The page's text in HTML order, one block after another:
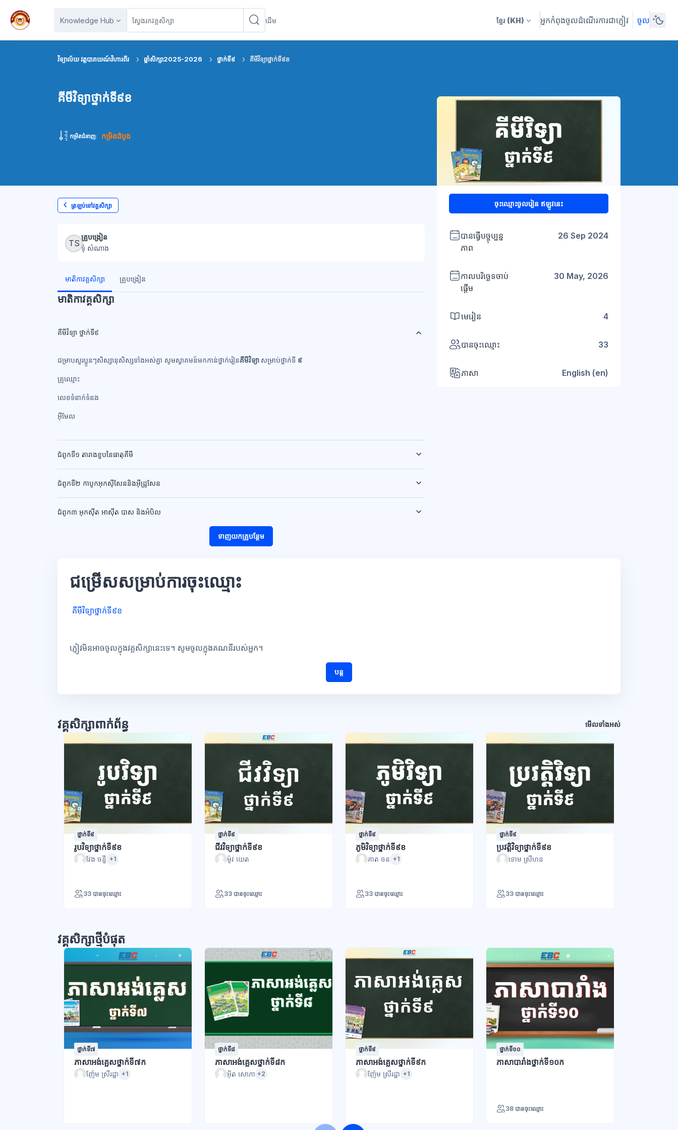
Knowledge Hub
ស្វែងរកវគ្គសិក្សា
ដើម ខ្មែរ (KH) អ្នកកំពុងចូលដំណើរការជាភ្ញៀវ ចូល
វិទ្យាល័យ វត្តបារាយណ៍វិហារពីរ ឆ្នាំសិក្សា2025-2026 ថ្នាក់ទី៩ គីមីវិទ្យាថ្នាក់ទី៩ខ
គីមីវិទ្យាថ្នាក់ទី៩ខ
កម្រិតជំនាញ: កម្រិតដំបូង
ត្រឡប់ទៅវគ្គសិក្សា
ប្លុក
TS
គ្រូបង្រៀន
ទុំ សំណាង
ចុះឈ្មោះចូលរៀន ឥឡូវនេះ
បានធ្វើបច្ចុប្បន្ន
ភាព
26 Sep 2024
កាលបរិច្ឆេទចាប់
ផ្តើម
30 May, 2026
មេរៀន 4
បានចុះឈ្មោះ 33
ភាសា English ‎(en)‎
មាតិកាវគ្គសិក្សា គ្រូបង្រៀន
មាតិកាវគ្គសិក្សា
គីមីវិទ្យា ថ្នាក់ទី៩
ជម្រាបសួរប្អូនៗសិស្សានុសិស្សទាំងអស់គ្នា សូមស្វាគមន៍មកកាន់ថ្នាក់រៀនគីមីវិទ្យា សម្រាប់ថ្នាក់ទី ៩
គ្រូឈ្មោះ
លេខទំនាក់ទំនង​
អ៊ីមែល
ជំពូកទី១ តារាងខួបនៃធាតុគីមី
ជំពូកទី២ កាបូកអុកសុីសែននិងអុីដ្រូសែន
ជំពូក៣ អុកសុីត អាសុីត បាស និងអំបិល
ទាញយកគ្រូបន្ថែម
ជម្រើសសម្រាប់ការចុះឈ្មោះ
គីមីវិទ្យាថ្នាក់ទី៩ខ
ភ្ញៀវមិនអាចចូលក្នុងវគ្គសិក្សានេះទេ។ សូមចូលក្នុងគណនីរបស់អ្នក។
បន្ត
វគ្គសិក្សាពាក់ព័ន្ធ មើលទាំងអស់
ថ្នាក់ទី៩
រូបវិទ្យាថ្នាក់ទី៩ខ
វែង ចន្នី +1
33 បានចុះឈ្មោះ
ថ្នាក់ទី៩
ជីវវិទ្យាថ្នាក់ទី៩ខ
ម៉ូវ យេត
33 បានចុះឈ្មោះ
ថ្នាក់ទី៩
ភូមិវិទ្យាថ្នាក់ទី៩ខ
គាត ចន +1
33 បានចុះឈ្មោះ
ថ្នាក់ទី៩
ប្រវត្តិវិទ្យាថ្នាក់ទី៩ខ
ទោម ស្រីហន
33 បានចុះឈ្មោះ
វគ្គសិក្សាថ្មីបំផុត
ថ្នាក់ទី៧
ភាសាអង់គ្លេសថ្នាក់ទី៧ក
ញ៉ែម ស្រីរដ្ឋា +1
ថ្នាក់ទី៨
ភាសាអង់គ្លេសថ្នាក់ទី៨ក
អ៊ិត សោភា +2
ថ្នាក់ទី៩
ភាសាអង់គ្លេសថ្នាក់ទី៩ក
ញ៉ែម ស្រីរដ្ឋា +1
ថ្នាក់ទី១០
ភាសាបារាំងថ្នាក់ទី១០ក
38 បានចុះឈ្មោះ